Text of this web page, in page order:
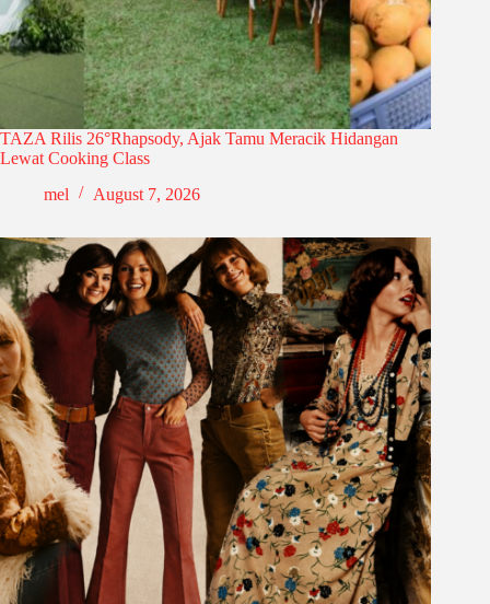
TAZA Rilis 26°Rhapsody, Ajak Tamu Meracik Hidangan
Lewat Cooking Class
mel
August 7, 2026